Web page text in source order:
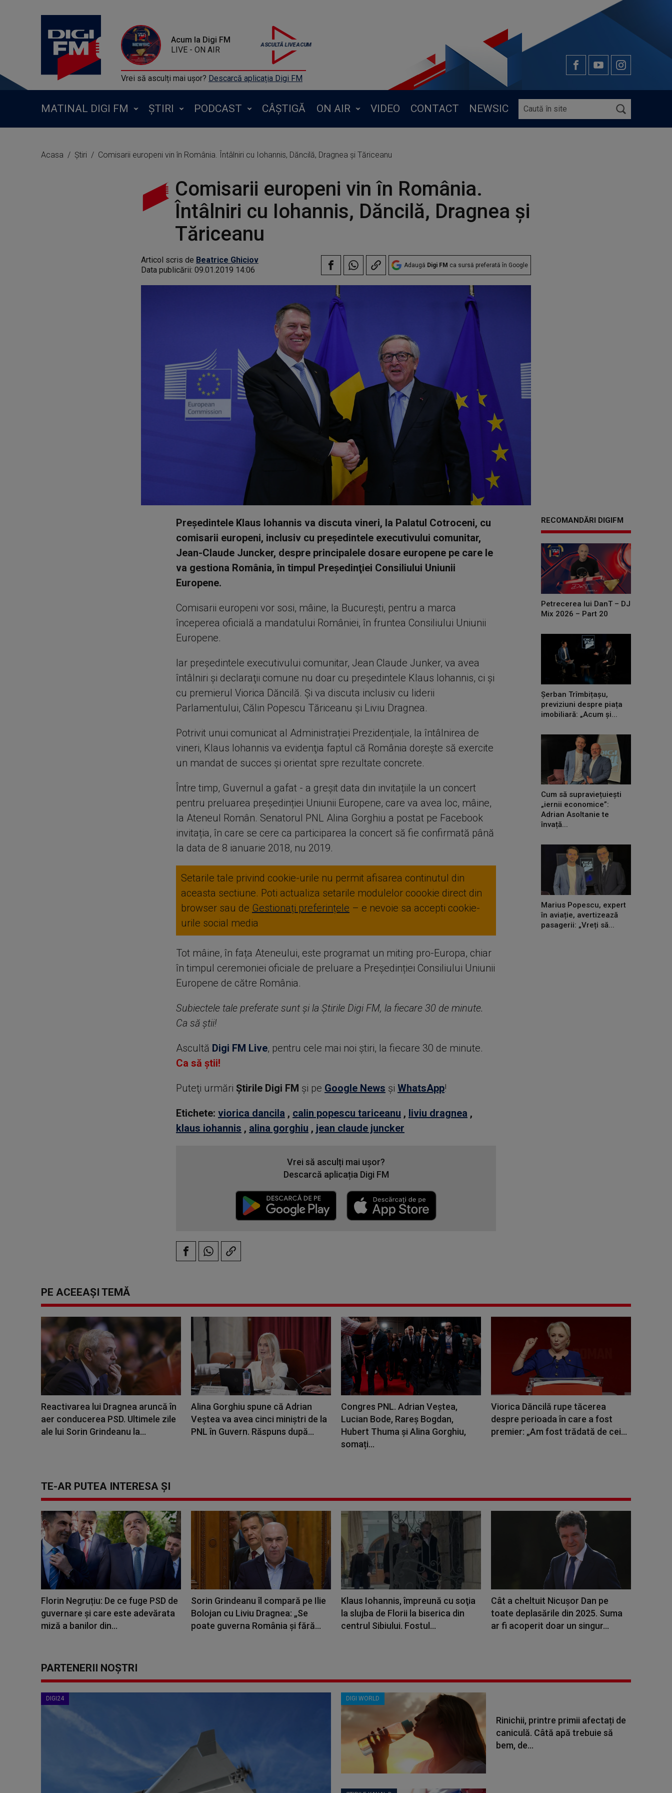
Acum la Digi FM
LIVE - ON AIR
Vrei să asculți mai ușor? Descarcă aplicația Digi FM
MATINAL DIGI FM ȘTIRI PODCAST CÂȘTIGĂ ON AIR VIDEO CONTACT NEWSIC
Acasa Știri Comisarii europeni vin în România. Întâlniri cu Iohannis, Dăncilă, Dragnea și Tăriceanu
Comisarii europeni vin în România.
Întâlniri cu Iohannis, Dăncilă, Dragnea și
Tăriceanu
Articol scris de Beatrice Ghiciov
Data publicării: 09.01.2019 14:06 Adaugă Digi FM ca sursă preferată în Google
Preşedintele Klaus Iohannis va discuta vineri, la Palatul Cotroceni, cu
comisarii europeni, inclusiv cu președintele executivului comunitar,
Jean-Claude Juncker, despre principalele dosare europene pe care le
va gestiona România, în timpul Preşedinţiei Consiliului Uniunii
Europene.
Comisarii europeni vor sosi, mâine, la București, pentru a marca
începerea oficială a mandatului României, în fruntea Consiliului Uniunii
Europene.
Iar președintele executivului comunitar, Jean Claude Junker, va avea
întâlniri şi declaraţii comune nu doar cu preşedintele Klaus Iohannis, ci şi
cu premierul Viorica Dăncilă. Și va discuta inclusiv cu liderii
Parlamentului, Călin Popescu Tăriceanu şi Liviu Dragnea.
Potrivit unui comunicat al Administrației Prezidențiale, la întâlnirea de
vineri, Klaus Iohannis va evidenţia faptul că România doreşte să exercite
un mandat de succes și orientat spre rezultate concrete.
Între timp, Guvernul a gafat - a greșit data din invitațiile la un concert
pentru preluarea președinției Uniunii Europene, care va avea loc, mâine,
la Ateneul Român. Senatorul PNL Alina Gorghiu a postat pe Facebook
invitația, în care se cere ca participarea la concert să fie confirmată până
la data de 8 ianuarie 2018, nu 2019.
Setarile tale privind cookie-urile nu permit afisarea continutul din
aceasta sectiune. Poti actualiza setarile modulelor coookie direct din
browser sau de Gestionați preferințele – e nevoie sa accepti cookie-
urile social media
Tot mâine, în fața Ateneului, este programat un miting pro-Europa, chiar
în timpul ceremoniei oficiale de preluare a Președinției Consiliului Uniunii
Europene de către România.
Subiectele tale preferate sunt și la Știrile Digi FM, la fiecare 30 de minute.
Ca să știi!
Ascultă Digi FM Live, pentru cele mai noi știri, la fiecare 30 de minute.
Ca să știi!
Puteţi urmări Știrile Digi FM şi pe Google News şi WhatsApp!
Etichete: viorica dancila , calin popescu tariceanu , liviu dragnea ,
klaus iohannis , alina gorghiu , jean claude juncker
Vrei să asculți mai ușor?
Descarcă aplicația Digi FM
RECOMANDĂRI DIGIFM
Petrecerea lui DanT – DJ
Mix 2026 – Part 20
Șerban Trîmbițașu,
previziuni despre piața
imobiliară: „Acum și...
Cum să supraviețuiești
„iernii economice”:
Adrian Asoltanie te
învață...
Marius Popescu, expert
în aviație, avertizează
pasagerii: „Vreți să...
PE ACEEAȘI TEMĂ
Reactivarea lui Dragnea aruncă în
aer conducerea PSD. Ultimele zile
ale lui Sorin Grindeanu la...
Alina Gorghiu spune că Adrian
Veştea va avea cinci miniștri de la
PNL în Guvern. Răspuns după...
Congres PNL. Adrian Veştea,
Lucian Bode, Rareş Bogdan,
Hubert Thuma şi Alina Gorghiu,
somați...
Viorica Dăncilă rupe tăcerea
despre perioada în care a fost
premier: „Am fost trădată de cei...
TE-AR PUTEA INTERESA ȘI
Florin Negruțiu: De ce fuge PSD de
guvernare și care este adevărata
miză a banilor din...
Sorin Grindeanu îl compară pe Ilie
Bolojan cu Liviu Dragnea: „Se
poate guverna România şi fără...
Klaus Iohannis, împreună cu soţia
la slujba de Florii la biserica din
centrul Sibiului. Fostul...
Cât a cheltuit Nicușor Dan pe
toate deplasările din 2025. Suma
ar fi acoperit doar un singur...
PARTENERII NOȘTRI
DIGI24 DIGI WORLD
Rinichii, printre primii afectați de
caniculă. Câtă apă trebuie să
bem, de...